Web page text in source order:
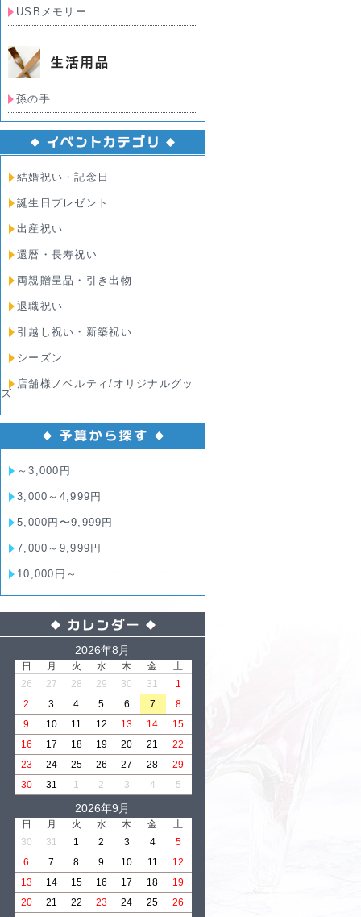
USBメモリー
孫の手
結婚祝い・記念日
誕生日プレゼント
出産祝い
還暦・長寿祝い
両親贈呈品・引き出物
退職祝い
引越し祝い・新築祝い
シーズン
店舗様ノベルティ/オリジナルグッ
ズ
～3,000円
3,000～4,999円
5,000円〜9,999円
7,000～9,999円
10,000円～
2026年8月
日 月 火 水 木 金
土
26
27 28 29 30 31 1
2 3 4 5 6 7 8
9 10 11 12 13 14 15
16 17 18 19 20 21 22
23 24 25 26 27 28 29
30 31 1 2 3 4 5
2026年9月
日 月 火 水 木 金
土
30
31 1 2 3 4 5
6 7 8 9 10 11 12
13 14 15 16 17 18 19
20 21 22 23 24 25 26